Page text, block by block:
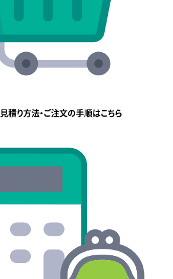
積り方法・ご注文の手順はこちら